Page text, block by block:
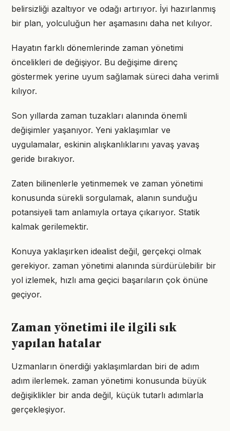
belirsizliği azaltıyor ve odağı artırıyor. İyi hazırlanmış
bir plan, yolculuğun her aşamasını daha net kılıyor.
Hayatın farklı dönemlerinde zaman yönetimi
öncelikleri de değişiyor. Bu değişime direnç
göstermek yerine uyum sağlamak süreci daha verimli
kılıyor.
Son yıllarda zaman tuzakları alanında önemli
değişimler yaşanıyor. Yeni yaklaşımlar ve
uygulamalar, eskinin alışkanlıklarını yavaş yavaş
geride bırakıyor.
Zaten bilinenlerle yetinmemek ve zaman yönetimi
konusunda sürekli sorgulamak, alanın sunduğu
potansiyeli tam anlamıyla ortaya çıkarıyor. Statik
kalmak gerilemektir.
Konuya yaklaşırken idealist değil, gerçekçi olmak
gerekiyor. zaman yönetimi alanında sürdürülebilir bir
yol izlemek, hızlı ama geçici başarıların çok önüne
geçiyor.
Zaman yönetimi ile ilgili sık
yapılan hatalar
Uzmanların önerdiği yaklaşımlardan biri de adım
adım ilerlemek. zaman yönetimi konusunda büyük
değişiklikler bir anda değil, küçük tutarlı adımlarla
gerçekleşiyor.